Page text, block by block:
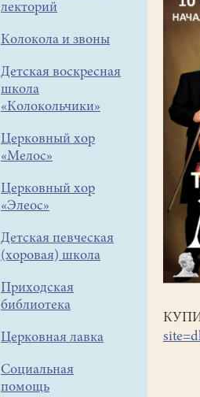
лекторий
Колокола и звоны
Детская воскресная
школа
«Колокольчики»
Церковный хор
«Мелос»
Церковный хор
«Элеос»
Детская певческая
(хоровая) школа
Приходская
библиотека
Церковная лавка
Социальная
помощь